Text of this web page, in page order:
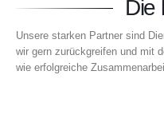
Die
Unsere starken Partner sind
wir gern zurückgreifen und mit
wie erfolgreiche